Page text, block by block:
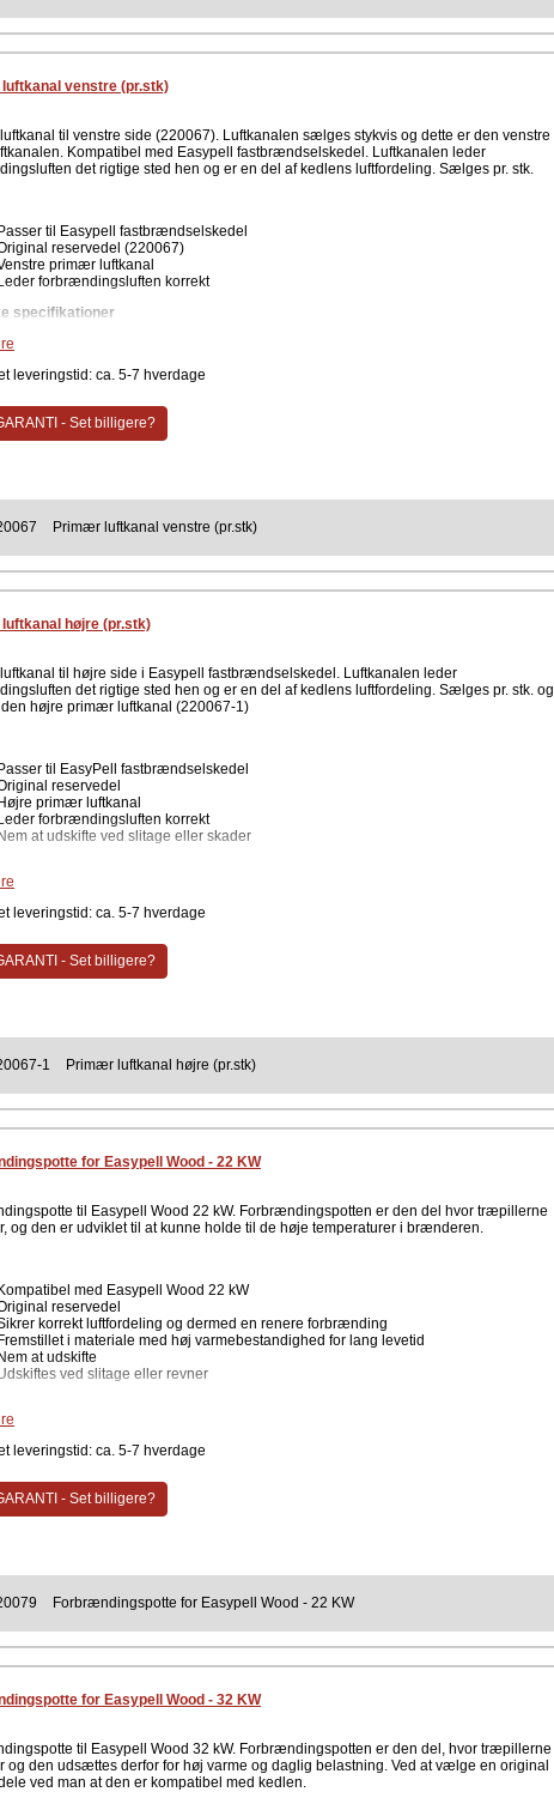
venstre (pr.stk)
til venstre side (220067). Luftkanalen sælges stykvis og dette er den venstre
Kompatibel med Easypell fastbrændselskedel. Luftkanalen leder
det rigtige sted hen og er en del af kedlens luftfordeling. Sælges pr. stk.
Passer til Easypell fastbrændselskedel
reservedel (220067)
primær luftkanal
forbrændingsluften korrekt
specifikationer
Primær luftkanal
Easypell fastbrændselskedel
primære luftkanal til Easypell fastbrændselskedel er en vigtig del af kedlens
Den er med til at fordele forbrændingsluften i kedlen. Er denne luftkanalen blevet
leveringstid: ca. 5-7 hverdage
- Set billigere?
Primær luftkanal venstre (pr.stk)
højre (pr.stk)
til højre side i Easypell fastbrændselskedel. Luftkanalen leder
det rigtige sted hen og er en del af kedlens luftfordeling. Sælges pr. stk. og
højre primær luftkanal (220067-1)
Passer til EasyPell fastbrændselskedel
reservedel
Højre primær luftkanal
forbrændingsluften korrekt
at udskifte ved slitage eller skader
Højre side
1 stk
primære luftkanal er en del af kedlens luftsystem og fordeler forbrændingsluften i
leveringstid: ca. 5-7 hverdage
- Set billigere?
1 Primær luftkanal højre (pr.stk)
for Easypell Wood - 22 KW
til Easypell Wood 22 kW. Forbrændingspotten er den del hvor træpillerne
og den er udviklet til at kunne holde til de høje temperaturer i brænderen.
Kompatibel med Easypell Wood 22 kW
reservedel
korrekt luftfordeling og dermed en renere forbrænding
Fremstillet i materiale med høj varmebestandighed for lang levetid
at udskifte
ved slitage eller revner
til: Easypell Wood 22 kW
er den del af brænderen, hvor træpillerne antændes og brænder. Efter
kan den blive slidt eller få revner. En ny forbrændingspotte sikrer, at
leveringstid: ca. 5-7 hverdage
- Set billigere?
Forbrændingspotte for Easypell Wood - 22 KW
for Easypell Wood - 32 KW
til Easypell Wood 32 kW. Forbrændingspotten er den del, hvor træpillerne
og den udsættes derfor for høj varme og daglig belastning. Ved at vælge en original
ved man at den er kompatibel med kedlen.